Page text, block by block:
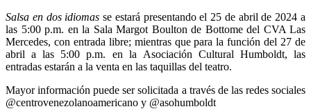
Salsa en dos idiomas se estará presentando el 25 de abril de 2024 a
las 5:00 p.m. en la Sala Margot Boulton de Bottome del CVA Las
Mercedes, con entrada libre; mientras que para la función del 27 de
abril a las 5:00 p.m. en la Asociación Cultural Humboldt, las
entradas estarán a la venta en las taquillas del teatro.
Mayor información puede ser solicitada a través de las redes sociales
@centrovenezolanoamericano y @asohumboldt